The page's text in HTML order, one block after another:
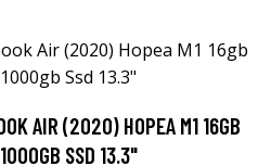
AIR (2020) HOPEA M1 16GB
1000GB SSD 13.3"